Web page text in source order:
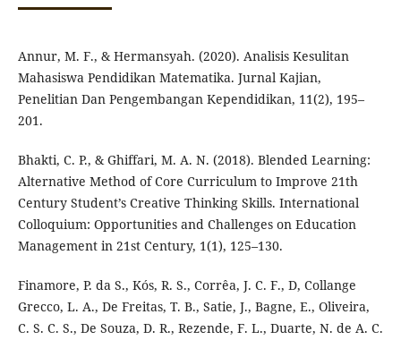
Annur, M. F., & Hermansyah. (2020). Analisis Kesulitan
Mahasiswa Pendidikan Matematika. Jurnal Kajian,
Penelitian Dan Pengembangan Kependidikan, 11(2), 195–
201.
Bhakti, C. P., & Ghiffari, M. A. N. (2018). Blended Learning:
Alternative Method of Core Curriculum to Improve 21th
Century Student’s Creative Thinking Skills. International
Colloquium: Opportunities and Challenges on Education
Management in 21st Century, 1(1), 125–130.
Finamore, P. da S., Kós, R. S., Corrêa, J. C. F., D, Collange
Grecco, L. A., De Freitas, T. B., Satie, J., Bagne, E., Oliveira,
C. S. C. S., De Souza, D. R., Rezende, F. L., Duarte, N. de A. C.